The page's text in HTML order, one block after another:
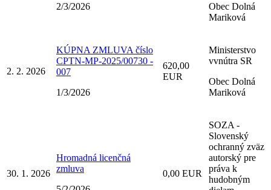
2/3/2026
Obec Dolná
Mariková
2. 2. 2026
KÚPNA ZMLUVA číslo
CPTN-MP-2025/00730 -
007
1/3/2026
620,00
EUR
Ministerstvo
vvnútra SR
Obec Dolná
Mariková
30. 1. 2026
Hromadná licenčná
zmluva
0,00 EUR
SOZA -
Slovenský
ochranný zväz
autorský pre
práva k
hudobným